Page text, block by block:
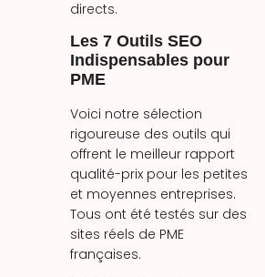
directs.
Les 7 Outils SEO
Indispensables pour
PME
Voici notre sélection
rigoureuse des outils qui
offrent le meilleur rapport
qualité-prix pour les petites
et moyennes entreprises.
Tous ont été testés sur des
sites réels de PME
françaises.